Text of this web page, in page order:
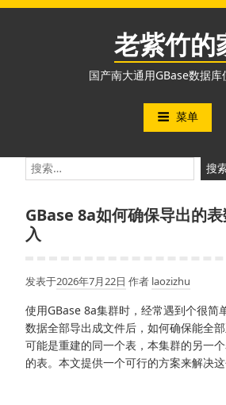
跳
老紫竹的
国产南大通用GBase数据库
菜单
搜
索：
GBase 8a如何确保导出的
入
发表于2026年7月22日 作者 laozizhu
使用GBase 8a集群时，经常遇到个很简
数据全部导出成文件后，如何确保能全
可能是重建的同一个表，本集群的另一
的表。本文提供一个可行的方案来解决这